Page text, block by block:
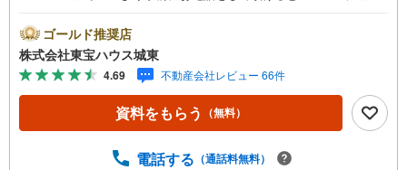
カレンダーの作成▽ご購入後もお客様の人生のパートナー
として暮らしの「安心」を守り続けます。【Yahoo！ 不動
産キャンペーン対象店舗】当店で物件を成約するとPayPay
ボーナスライトがもらえる「Yahoo！ 不動産 物件ご成約キ
ャンペーン」の対象になります。「資料をもらう」「見学
予約をする」ボタンからお問い合わせください。※必ずYah
スライトは出金と譲渡はできません。ご案内・詳細な資料
ゴールド推奨店
株式会社東宝ハウス城東
4.69 不動産会社レビュー 66件
資料をもらう （無料）
電話する （通話料無料）